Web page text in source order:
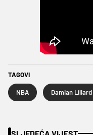
TAGOVI
NBA Damian Lillard